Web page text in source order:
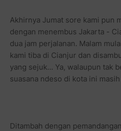
Akhirnya Jumat sore kami pun
dengan menembus Jakarta -
dua jam perjalanan. Malam
kami tiba di Cianjur dan
yang sejuk... Ya, walaupun tak
suasana ndeso di kota ini
Ditambah dengan